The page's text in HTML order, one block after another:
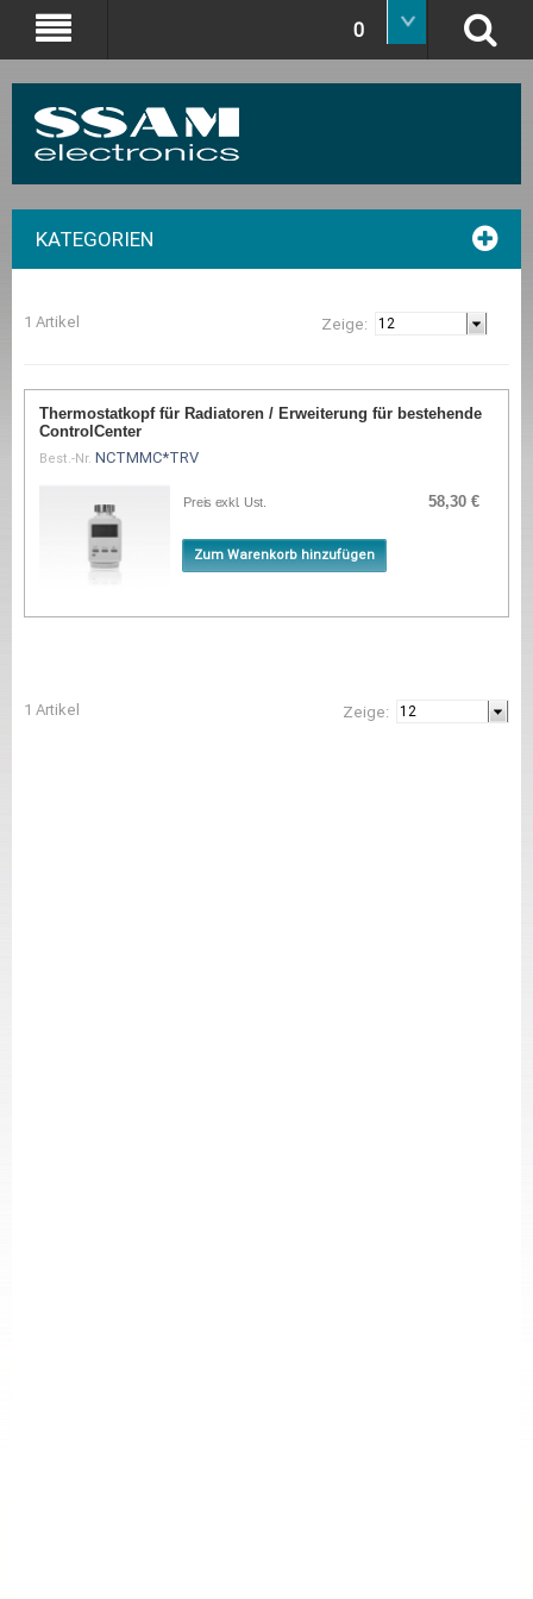
0
KATEGORIEN
1 Artikel Zeige:
Thermostatkopf für Radiatoren / Erweiterung für bestehende
ControlCenter
Best.-Nr. NCTMMC*TRV
Preis exkl. Ust. 58,30 €
Zum Warenkorb hinzufügen
1 Artikel Zeige: